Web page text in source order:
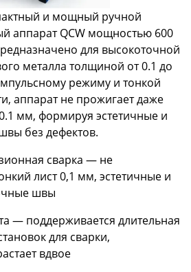
и мощный ручной
аппарат QCW мощностью 600
для высокоточной
металла толщиной от 0.1 до
режиму и тонкой
аппарат не прожигает даже
мм, формируя эстетичные и
без дефектов.
сварка — не
лист 0,1 мм, эстетичные и
швы
— поддерживается длительная
для сварки,
вдвое